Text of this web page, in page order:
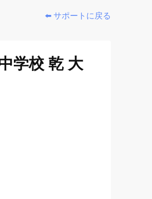
⬅️ サポートに戻る
学校 乾 大